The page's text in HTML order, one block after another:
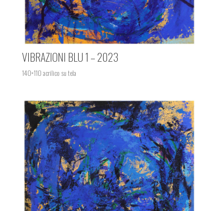
VIBRAZIONI BLU 1 – 2023
140×110 acrilico su tela